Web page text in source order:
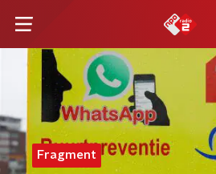
Fragment